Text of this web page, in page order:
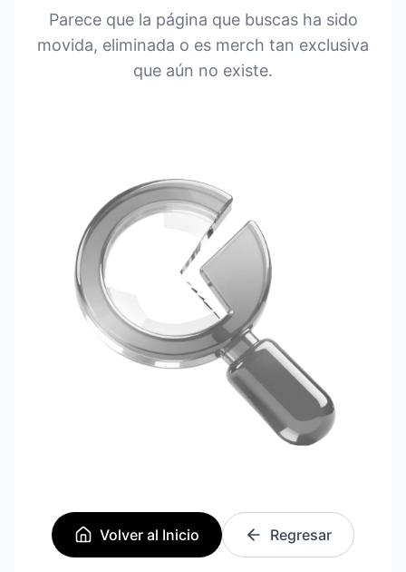
Parece que la página que buscas ha sido
movida, eliminada o es merch tan exclusiva
que aún no existe.
Volver al Inicio Regresar